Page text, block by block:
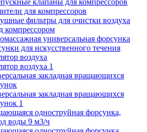
для компрессоров
фильтры для очистки воздуха
компрессором
универсальная форсунка
для искусственного течения
воздуха
воздуха 1
закладная вращающихся
закладная вращающихся
1
одноструйная форсунка,
воды 9 м3/ч